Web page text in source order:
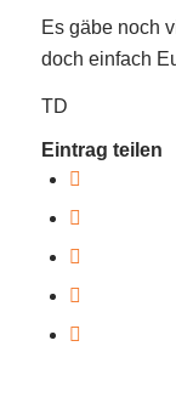
Es gäbe noch
doch einfach
TD
Eintrag teilen